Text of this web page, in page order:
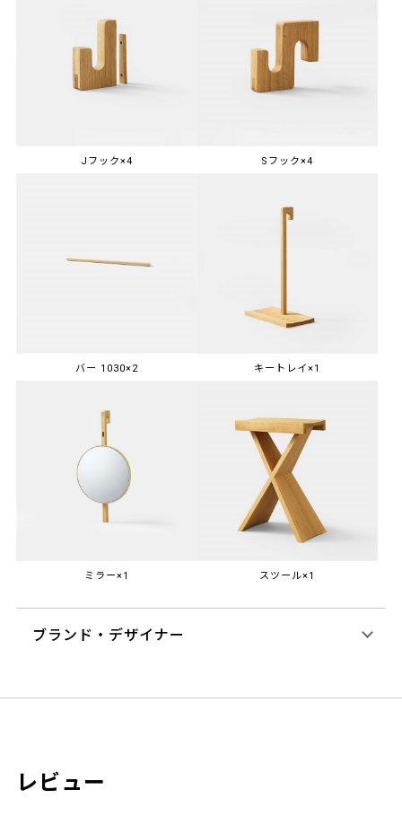
Jフック×4 Sフック×4
バー 1030×2 キートレイ×1
ミラー×1 スツール×1
ブランド・デザイナー
レビュー